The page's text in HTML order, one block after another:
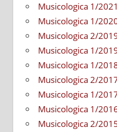
Musicologica 1/2021
Musicologica 1/
Musicologica 2/
Musicologica 1/
Musicologica 1/
Musicologica 2/
Musicologica 1/
Musicologica 1/
Musicologica 2/